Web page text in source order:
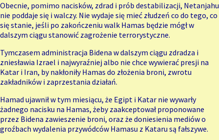
Obecnie, pomimo nacisków, zdrad i prób destabilizacji, Netanjahu
nie poddaje się i walczy. Nie wydaje się mieć złudzeń co do tego, co
się stanie, jeśli po zakończeniu walk Hamas będzie mógł w
dalszym ciągu stanowić zagrożenie terrorystyczne.
Tymczasem administracja Bidena w dalszym ciągu zdradza i
zniesławia Izrael i najwyraźniej albo nie chce wywierać presji na
Katar i Iran, by nakłoniły Hamas do złożenia broni, zwrotu
zakładników i zaprzestania działań.
Hamad ujawnił w tym miesiącu, że Egipt i Katar nie wywarły
żadnego nacisku na Hamas, żeby zaakceptował proponowane
przez Bidena zawieszenie broni, oraz że doniesienia mediów o
groźbach wydalenia przywódców Hamasu z Kataru są fałszywe.